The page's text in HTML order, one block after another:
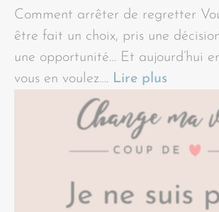
Comment arrêter de regretter
être fait un choix, pris une
une opportunité… Et aujourd’hui
vous en voulez…. Lire plus